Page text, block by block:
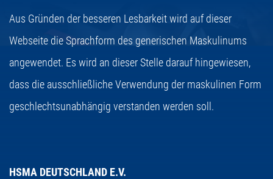
Aus Gründen der besseren Lesbarkeit wird auf dieser
Webseite die Sprachform des generischen Maskulinums
angewendet. Es wird an dieser Stelle darauf hingewiesen,
dass die ausschließliche Verwendung der maskulinen Form
geschlechtsunabhängig verstanden werden soll.
HSMA DEUTSCHLAND E.V.